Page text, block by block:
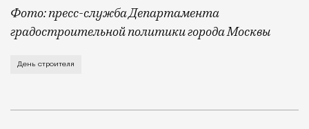
Фото: пресс-служба Департамента
градостроительной политики города Москвы
В этом году профессиональный праздник День
День строителя